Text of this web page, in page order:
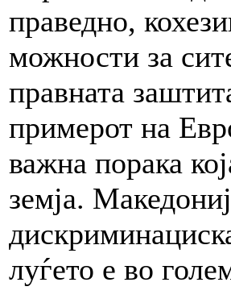
праведно,
можности за
правната
примерот на
важна порака
земја.
луѓето е во